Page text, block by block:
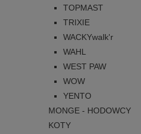
TOPMAST
TRIXIE
WACKYwalk'r
WAHL
WEST PAW
WOW
YENTO
MONGE - HODOWCY
KOTY